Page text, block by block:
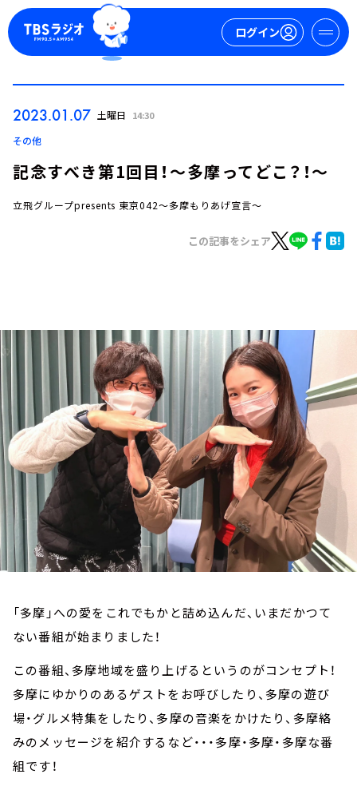
ログイン
トピックス
TBS Podcast
お知らせ
イベント・グッズ
YouTube
会社情報
2023.01.07 土曜日 14:30
その他
記念すべき第1回目！～多摩ってどこ？！～
立飛グループpresents 東京042～多摩もりあげ宣言～
この記事をシェア
「多摩」への愛をこれでもかと詰め込んだ、いまだかつて
ない番組が始まりました！
この番組、多摩地域を盛り上げるというのがコンセプト！
多摩にゆかりのあるゲストをお呼びしたり、多摩の遊び
場・グルメ特集をしたり、多摩の音楽をかけたり、多摩絡
みのメッセージを紹介するなど・・・多摩・多摩・多摩な番
組です！